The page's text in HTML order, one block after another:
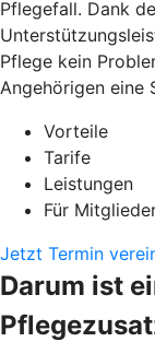
Pflegefall. Dank
Pflege kein
Angehörigen eine
Vorteile
Tarife
Leistungen
Für
Jetzt Termin
Darum ist